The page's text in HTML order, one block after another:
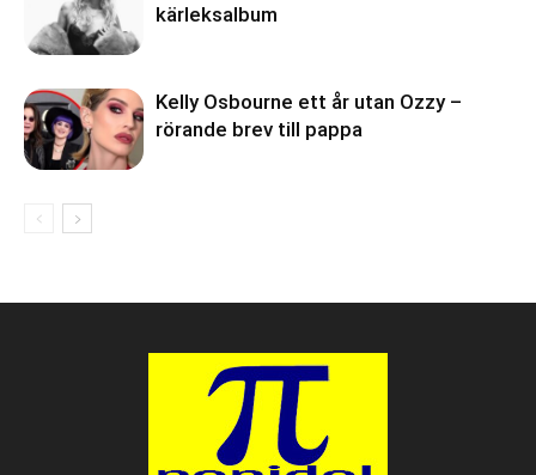
kärleksalbum
Kelly Osbourne ett år utan Ozzy –
rörande brev till pappa